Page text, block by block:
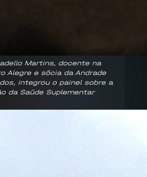
Martins, docente na
Alegre e sócia da Andrade
integrou o painel sobre a
da Saúde Suplementar